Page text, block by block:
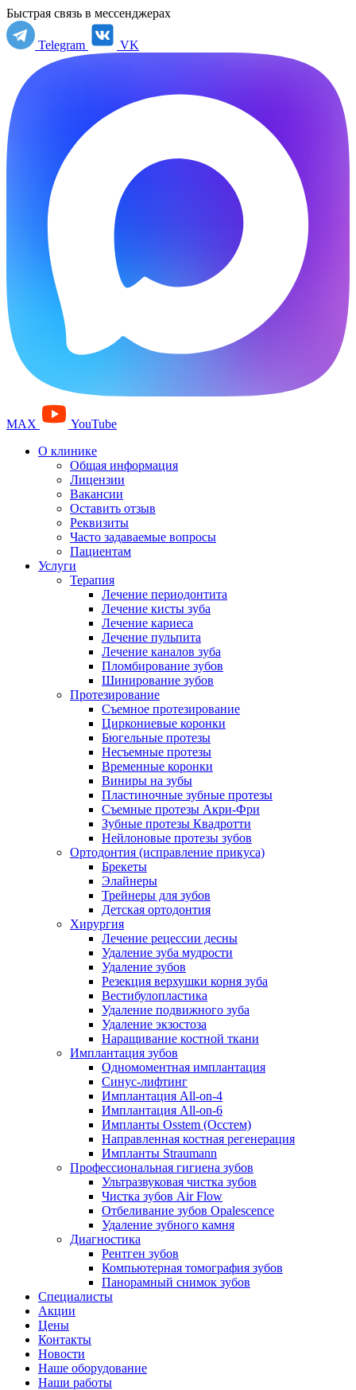
Быстрая связь в мессенджерах
Telegram VK
MAX
YouTube
О клинике
Общая информация
Лицензии
Вакансии
Оставить отзыв
Реквизиты
Часто задаваемые вопросы
Пациентам
Услуги
Терапия
Лечение периодонтита
Лечение кисты зуба
Лечение кариеса
Лечение пульпита
Лечение каналов зуба
Пломбирование зубов
Шинирование зубов
Протезирование
Съемное протезирование
Циркониевые коронки
Бюгельные протезы
Несъемные протезы
Временные коронки
Виниры на зубы
Пластиночные зубные протезы
Съемные протезы Акри-Фри
Зубные протезы Квадротти
Нейлоновые протезы зубов
Ортодонтия (исправление прикуса)
Брекеты
Элайнеры
Трейнеры для зубов
Детская ортодонтия
Хирургия
Лечение рецессии десны
Удаление зуба мудрости
Удаление зубов
Резекция верхушки корня зуба
Вестибулопластика
Удаление подвижного зуба
Удаление экзостоза
Наращивание костной ткани
Имплантация зубов
Одномоментная имплантация
Синус-лифтинг
Имплантация All-on-4
Имплантация All-on-6
Импланты Osstem (Осстем)
Направленная костная регенерация
Импланты Straumann
Профессиональная гигиена зубов
Ультразвуковая чистка зубов
Чистка зубов Air Flow
Отбеливание зубов Opalescence
Удаление зубного камня
Диагностика
Рентген зубов
Компьютерная томография зубов
Панорамный снимок зубов
Специалисты
Акции
Цены
Контакты
Новости
Наше оборудование
Наши работы